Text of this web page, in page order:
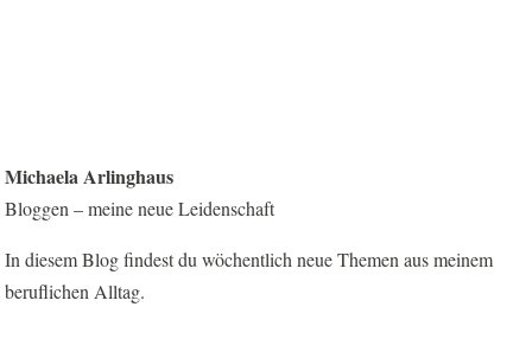
Michaela Arlinghaus
Bloggen – meine neue Leidenschaft
In diesem Blog findest du wöchentlich neue Themen aus meinem
beruflichen Alltag.